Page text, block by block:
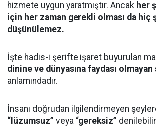
hizmete uygun yaratmıştır. Ancak her
için her zaman gerekli olması da hiç
düşünülemez.
İşte hadis-i şerifte işaret buyurulan
dinine ve dünyasına faydası olmayan
anlamındadır.
İnsanı doğrudan ilgilendirmeyen
“lüzumsuz” veya “gereksiz”